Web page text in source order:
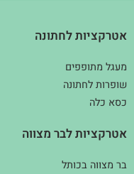
אטרקציות לחתונה
מעגל מתופפים
שופרות לחתונה
כסא כלה
אטרקציות לבר מצווה
בר מצווה בכותל